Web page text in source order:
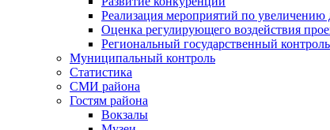
Реализация мероприятий по увеличению
Оценка регулирующего воздействия
Региональный государственный
Муниципальный контроль
Статистика
СМИ района
Гостям района
Вокзалы